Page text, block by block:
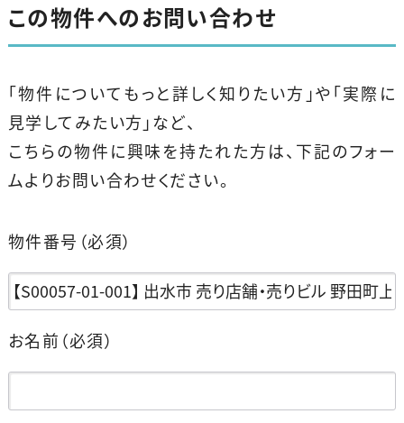
この物件へのお問い合わせ
「物件についてもっと詳しく知りたい方」や「実際に
見学してみたい方」など、
こちらの物件に興味を持たれた方は、下記のフォー
ムよりお問い合わせください。
物件番号 （必須）
お名前 （必須）